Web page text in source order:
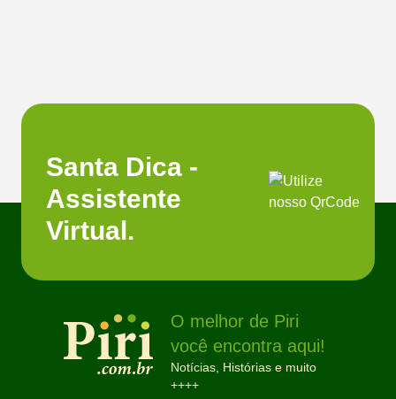
Santa Dica -
Assistente
Virtual.
O melhor de Piri
você encontra aqui!
Notícias, Histórias e muito
++++